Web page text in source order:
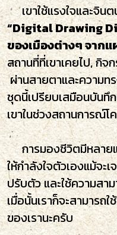
เขาใช้แรงใจและจิน
“Digital Drawing
ของเมืองต่างๆ จาก
สถานที่ที่เขาเคยไป, กิจ
ผ่านสายตาและความท
ชุดนี้เปรียบเสมือนบันทึ
เขาในช่วงสถานการณ์
การมองชีวิตมีหลายแ
ให้กำลังใจตัวเองแม้จะ
ปรับตัว และใช้ความสา
เมื่อนั้นเราก็จะสามารถ
ของเรานะครับ⁣